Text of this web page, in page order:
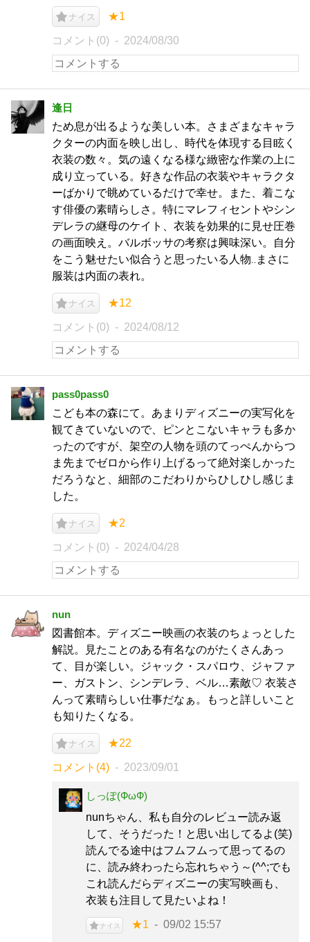
ナイス ★1
コメント(0) 2024/08/30
逢日
ため息が出るような美しい本。さまざまなキャラ
クターの内面を映し出し、時代を体現する目眩く
衣装の数々。気の遠くなる様な緻密な作業の上に
成り立っている。好きな作品の衣装やキャラクタ
ーばかりで眺めているだけで幸せ。また、着こな
す俳優の素晴らしさ。特にマレフィセントやシン
デレラの継母のケイト、衣装を効果的に見せ圧巻
の画面映え。バルボッサの考察は興味深い。自分
をこう魅せたい似合うと思ったいる人物‥まさに
服装は内面の表れ。
ナイス ★12
コメント(0) 2024/08/12
pass0pass0
こども本の森にて。あまりディズニーの実写化を
観てきていないので、ピンとこないキャラも多か
ったのですが、架空の人物を頭のてっぺんからつ
ま先までゼロから作り上げるって絶対楽しかった
だろうなと、細部のこだわりからひしひし感じま
した。
ナイス ★2
コメント(0) 2024/04/28
nun
図書館本。ディズニー映画の衣装のちょっとした
解説。見たことのある有名なのがたくさんあっ
て、目が楽しい。ジャック・スパロウ、ジャファ
ー、ガストン、シンデレラ、ベル…素敵♡ 衣装さ
んって素晴らしい仕事だなぁ。もっと詳しいこと
も知りたくなる。
ナイス ★22
コメント(4) 2023/09/01
しっぽ(ФωФ)
nunちゃん、私も自分のレビュー読み返
して、そうだった！と思い出してるよ(笑)
読んでる途中はフムフムって思ってるの
に、読み終わったら忘れちゃう～(^^;でも
これ読んだらディズニーの実写映画も、
衣装も注目して見たいよね！
ナイス ★1 09/02 15:57